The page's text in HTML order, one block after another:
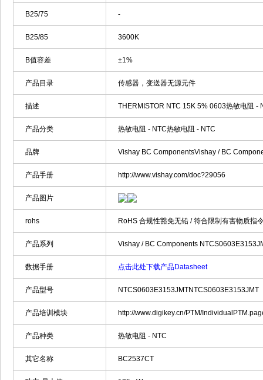
B25/75 -
B25/85 3600K
B值容差 ±1%
产品目录 传感器，变送器无源元件
描述 THERMISTOR NTC 15K 5% 0603热敏电阻 -
产品分类 热敏电阻 - NTC热敏电阻 - NTC
品牌 Vishay BC ComponentsVishay / BC
产品手册 http://www.vishay.com/doc?29056
产品图片
rohs RoHS 合规性豁免无铅 / 符合限制有害物质指
产品系列 Vishay / BC Components
数据手册 点击此处下载产品Datasheet
产品型号 NTCS0603E3153JMTNTCS0603E3153JMT
产品培训模块 http://www.digikey.cn/PTM/
产品种类 热敏电阻 - NTC
其它名称 BC2537CT